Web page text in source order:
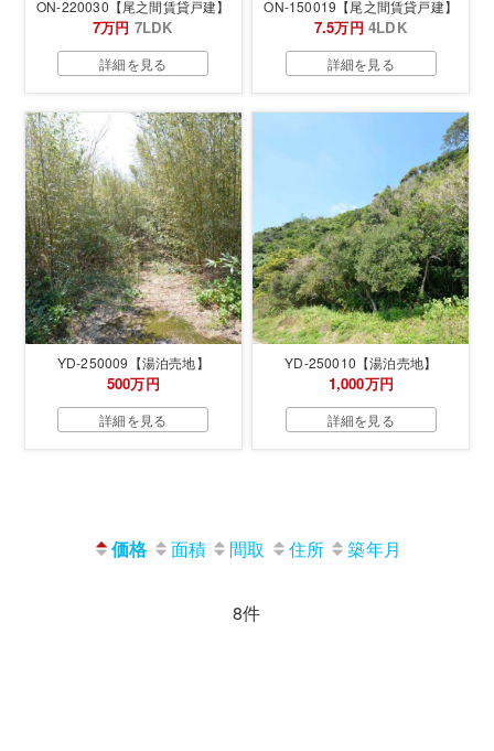
ON-220030【尾之間賃貸戸建】
7万円 7LDK
詳細を見る
ON-150019【尾之間賃貸戸建】
7.5万円 4LDK
詳細を見る
YD-250009【湯泊売地】
500万円
詳細を見る
YD-250010【湯泊売地】
1,000万円
詳細を見る
価格 面積 間取 住所 築年月
8件